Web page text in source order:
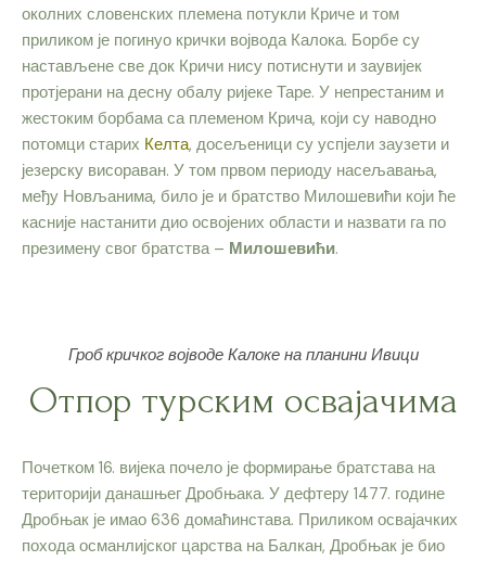
околних словенских племена потукли Криче и том
приликом је погинуо крички војвода Калока. Борбе су
настављене све док Кричи нису потиснути и заувијек
протјерани на десну обалу ријеке Таре. У непрестаним и
жестоким борбама са племеном Крича, који су наводно
потомци старих Келта, досељеници су успјели заузети и
језерску висораван. У том првом периоду насељавања,
међу Новљанима, било је и братство Милошевићи који ће
касније настанити дио освојених области и назвати га по
презимену свог братства – Милошевићи.
Гроб кричког војводе Калоке на планини Ивици
Отпор турским освајачима
Почетком 16. вијека почело је формирање братстава на
територији данашњег Дробњака. У дефтеру 1477. године
Дробњак је имао 636 домаћинстава. Приликом освајачких
похода османлијског царства на Балкан, Дробњак је био